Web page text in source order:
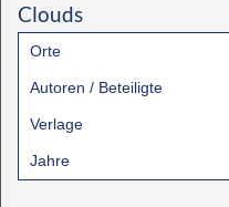
Clouds
Orte
Autoren / Beteiligte
Verlage
Jahre